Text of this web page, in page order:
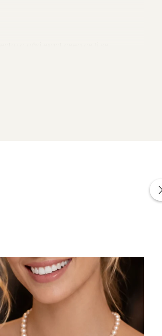
disponibile.
cu standardele specifice industriei.